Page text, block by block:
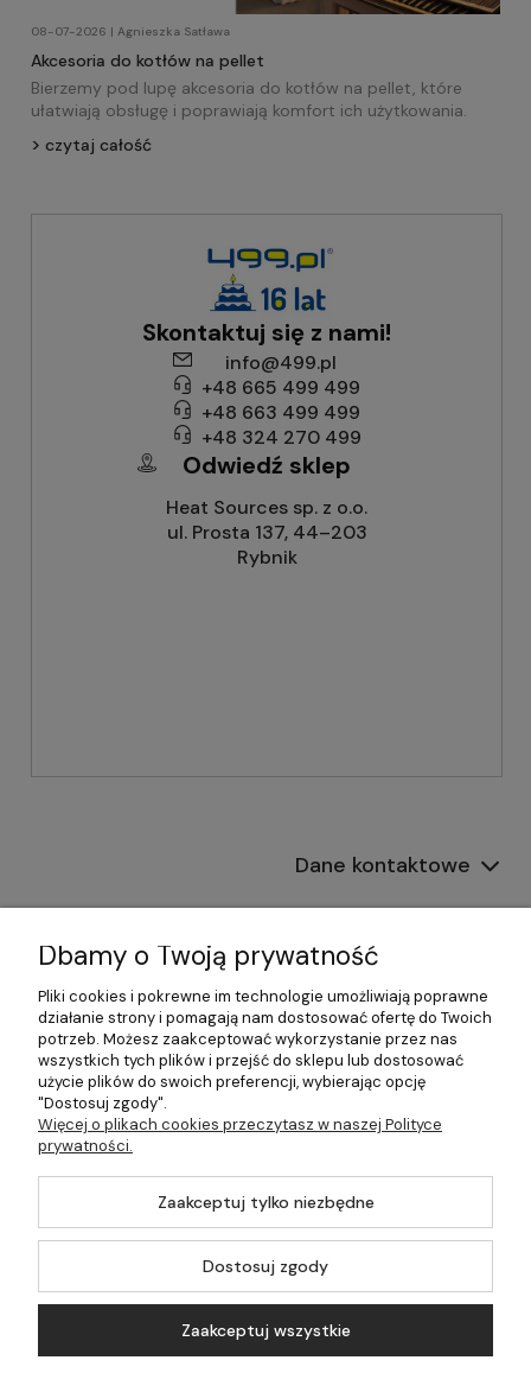
08-07-2026 | Agnieszka Satława
Akcesoria do kotłów na pellet
Bierzemy pod lupę akcesoria do kotłów na pellet, które
ułatwiają obsługę i poprawiają komfort ich użytkowania.
czytaj całość
Skontaktuj się z nami!
info@499.pl
+48 665 499 499
+48 663 499 499
+48 324 270 499
Odwiedź sklep
Heat Sources sp. z o.o.
ul. Prosta 137, 44–203
Rybnik
Dane kontaktowe
Informacje
Płatności i dostawa
Pomoc
Moje konto
©2026 Wszelkie Prawa Zastrzeżone | 499.pl - najlepszy sklep z
Dbamy o Twoją prywatność
Pliki cookies i pokrewne im technologie umożliwiają poprawne
działanie strony i pomagają nam dostosować ofertę do Twoich
potrzeb. Możesz zaakceptować wykorzystanie przez nas
wszystkich tych plików i przejść do sklepu lub dostosować
użycie plików do swoich preferencji, wybierając opcję
"Dostosuj zgody".
Więcej o plikach cookies przeczytasz w naszej Polityce
prywatności.
Zaakceptuj tylko niezbędne
Dostosuj zgody
Zaakceptuj wszystkie